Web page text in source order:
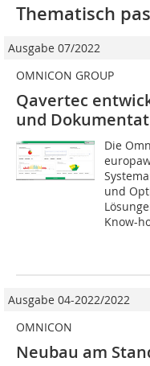
Thematisch
Ausgabe 07/2022
OMNICON GROUP
Qavertec
und
Die
und
Know-
Ausgabe 04-2022/2022
OMNICON
Neubau am